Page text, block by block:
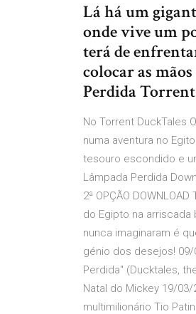
Lá há um
onde vive um
terá de
colocar as
Perdida
No Torrent DuckTales
numa aventura no
tesouro escondido e
Lâmpada Perdida
2ª OPÇÃO
do Egipto na
nunca imaginaram é
génio dos desejos! 09/
Perdida" (Ducktales,
Natal do Mickey 19/03/
multimilionário Tio